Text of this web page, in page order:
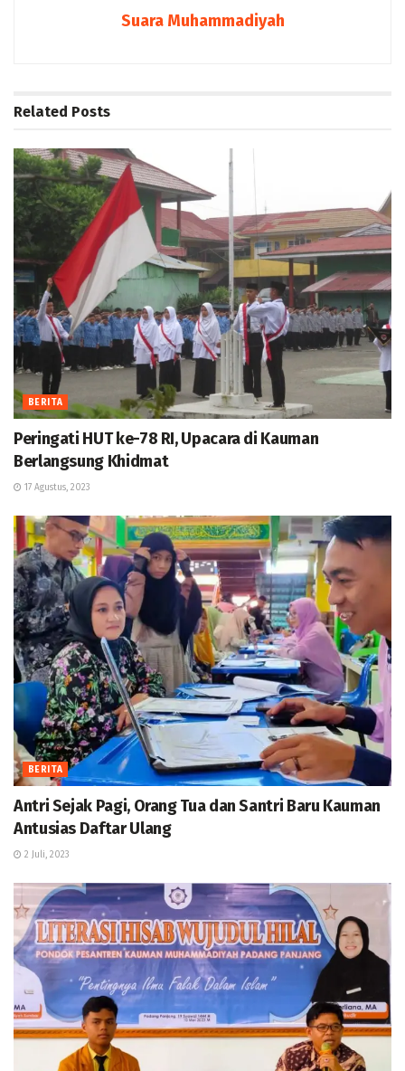
Suara Muhammadiyah
Related Posts
BERITA
Peringati HUT ke-78 RI, Upacara di Kauman
Berlangsung Khidmat
17 Agustus, 2023
BERITA
Antri Sejak Pagi, Orang Tua dan Santri Baru Kauman
Antusias Daftar Ulang
2 Juli, 2023